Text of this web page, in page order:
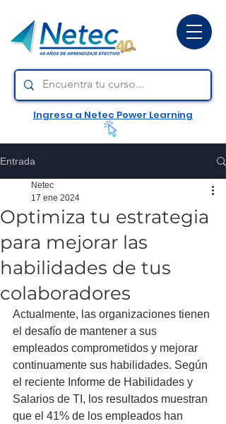
Ingresa a Netec Power Learning
Entrada
Optimiza tu estrategia
para mejorar las
habilidades de tus
colaboradores
Netec
17 ene 2024
Actualmente, las organizaciones tienen
el desafío de mantener a sus
empleados comprometidos y mejorar
continuamente sus habilidades. Según
el reciente Informe de Habilidades y
Salarios de TI, los resultados muestran
que el 41% de los empleados han